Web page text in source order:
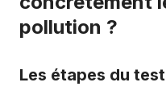
pollution ?
Les étapes du